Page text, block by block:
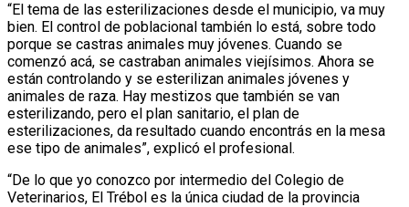
“El tema de las esterilizaciones desde el municipio, va muy
bien. El control de poblacional también lo está, sobre todo
porque se castras animales muy jóvenes. Cuando se
comenzó acá, se castraban animales viejísimos. Ahora se
están controlando y se esterilizan animales jóvenes y
animales de raza. Hay mestizos que también se van
esterilizando, pero el plan sanitario, el plan de
esterilizaciones, da resultado cuando encontrás en la mesa
ese tipo de animales”, explicó el profesional.
“De lo que yo conozco por intermedio del Colegio de
Veterinarios, El Trébol es la única ciudad de la provincia